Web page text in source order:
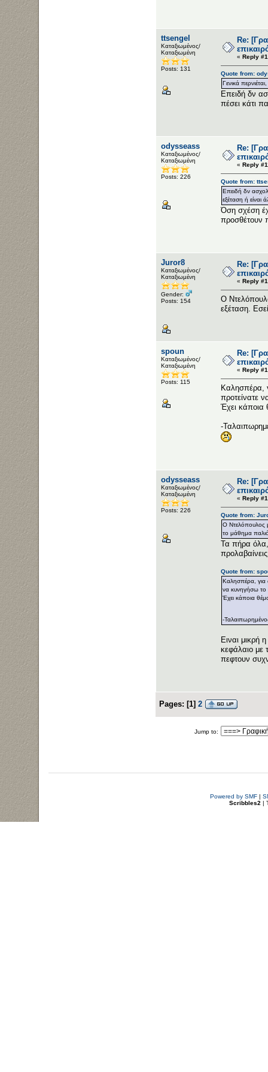
ttsengel
Καταξιωμένος/
Καταξιωμένη
Posts: 131
Re:
« Reply
Quote from:
Γενικά
Επειδή δν
πέσει κάτι
odysseass
Καταξιωμένος/
Καταξιωμένη
Posts: 226
Re:
« Reply
Quote from:
Επειδή δν
εξέταση ή είναι
Όση σχέση
προσθέτουν
Juror8
Καταξιωμένος/
Καταξιωμένη
Gender:
Posts: 154
Re:
« Reply
Ο
εξέταση.
spoun
Καταξιωμένος/
Καταξιωμένη
Posts: 115
Re:
« Reply
Καλησπέρα,
προτείνατε
Έχει
-
odysseass
Καταξιωμένος/
Καταξιωμένη
Posts: 226
Re:
« Reply
Quote from:
Ο Ντελόπουλος
το μάθημα
Τα πήρα όλα,
Quote from:
Καλησπέρα, για
να κυνηγήσω
Έχει κάποια
-
Ειναι μικρή
κεφάλαιο με
πεφτουν
Pages: [1] 2
Jump to:
Powered by SMF|
Scribbles2 |